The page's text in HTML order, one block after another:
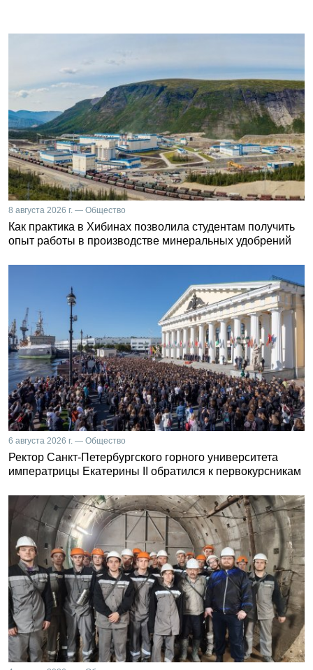
8 августа 2026 г. — Общество
Как практика в Хибинах позволила студентам получить
опыт работы в производстве минеральных удобрений
6 августа 2026 г. — Общество
Ректор Санкт-Петербургского горного университета
императрицы Екатерины II обратился к первокурсникам